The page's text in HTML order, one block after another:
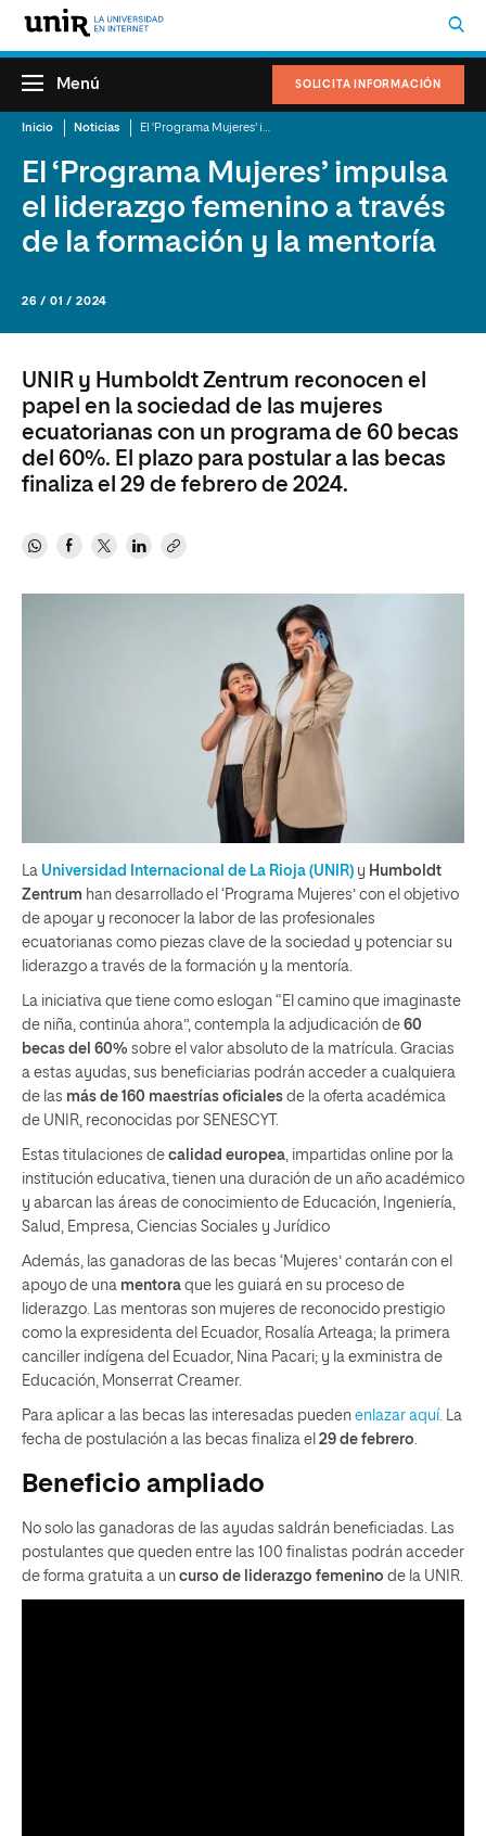
SOLICITA INFORMACIÓN
Menú
Inicio Noticias
El ‘Programa Mujeres’ impulsa
el liderazgo femenino a través
de la formación y la mentoría
26 / 01 / 2024
UNIR y Humboldt Zentrum reconocen el
papel en la sociedad de las mujeres
ecuatorianas con un programa de 60 becas
del 60%. El plazo para postular a las becas
finaliza el 29 de febrero de 2024.
La Universidad Internacional de La Rioja (UNIR) y Humboldt
Zentrum han desarrollado el ‘Programa Mujeres’ con el objetivo
de apoyar y reconocer la labor de las profesionales
ecuatorianas como piezas clave de la sociedad y potenciar su
liderazgo a través de la formación y la mentoría.
La iniciativa que tiene como eslogan “El camino que imaginaste
de niña, continúa ahora”, contempla la adjudicación de 60
becas del 60% sobre el valor absoluto de la matrícula. Gracias
a estas ayudas, sus beneficiarias podrán acceder a cualquiera
de las más de 160 maestrías oficiales de la oferta académica
de UNIR, reconocidas por SENESCYT.
Estas titulaciones de calidad europea , impartidas online por la
institución educativa, tienen una duración de un año académico
y abarcan las áreas de conocimiento de Educación, Ingeniería,
Salud, Empresa, Ciencias Sociales y Jurídico
Además, las ganadoras de las becas ‘Mujeres’ contarán con el
apoyo de una mentora que les guiará en su proceso de
liderazgo. Las mentoras son mujeres de reconocido prestigio
como la expresidenta del Ecuador, Rosalía Arteaga; la primera
canciller indígena del Ecuador, Nina Pacari; y la exministra de
Educación, Monserrat Creamer.
Para aplicar a las becas las interesadas pueden enlazar aquí.
La
fecha de postulación a las becas finaliza el 29 de febrero
Beneficio ampliado
No solo las ganadoras de las ayudas saldrán beneficiadas. Las
postulantes que queden entre las 100 finalistas podrán acceder
de forma gratuita a un curso de liderazgo femenino de la UNIR.